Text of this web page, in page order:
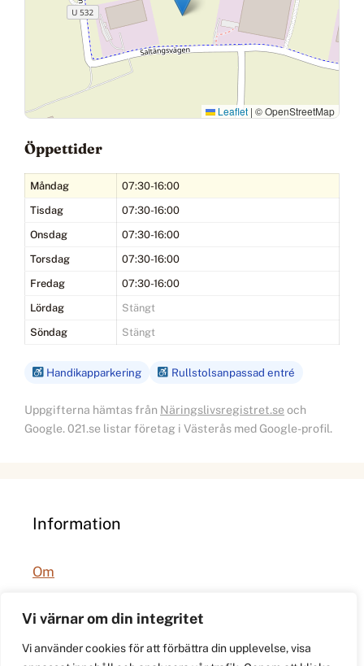
Vi värnar om din integritet
Vi använder cookies för att förbättra din upplevelse, visa
Leaflet | © OpenStreetMap
Öppettider
Måndag
07:30-16:00
Tisdag
07:30-16:00
Onsdag
07:30-16:00
Torsdag
07:30-16:00
Fredag
07:30-16:00
Lördag
Stängt
Söndag
Stängt
Handikapparkering Rullstolsanpassad entré
Uppgifterna hämtas från Näringslivsregistret.se och
Google. 021.se listar företag i Västerås med Google-profil.
Information
Om